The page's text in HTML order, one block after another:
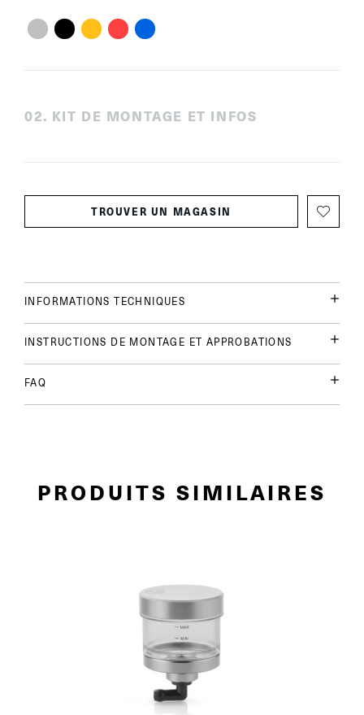
02. KIT DE MONTAGE ET INFOS
TROUVER UN MAGASIN
INFORMATIONS TECHNIQUES
INSTRUCTIONS DE MONTAGE ET APPROBATIONS
FAQ
PRODUITS SIMILAIRES